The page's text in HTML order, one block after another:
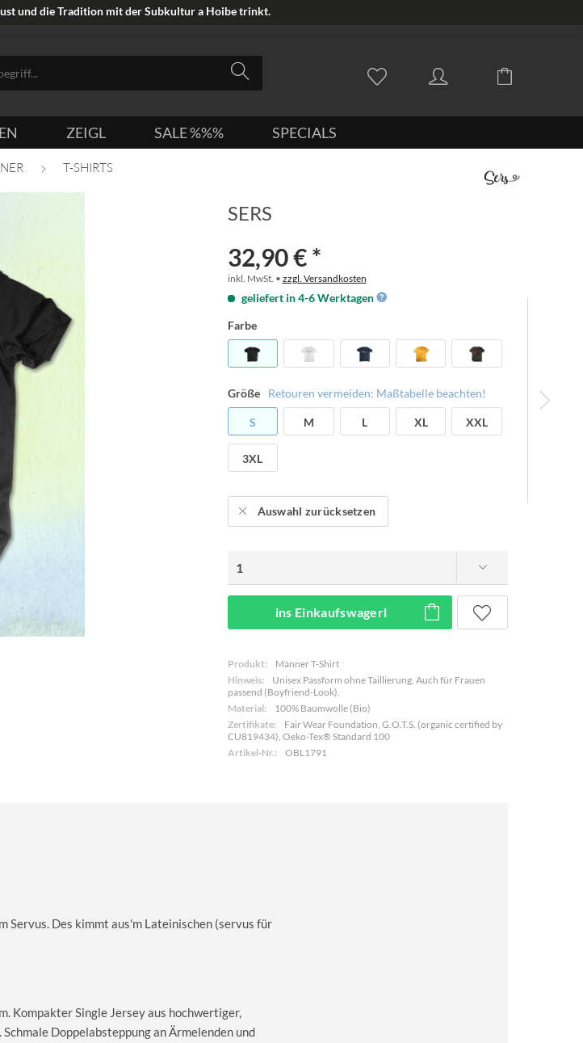
und die Tradition mit der Subkultur a Hoibe trinkt.
ZEIGL SALE %%% SPECIALS
T-SHIRTS
SERS
32,90 € *
inkl. MwSt. • zzgl. Versandkosten
geliefert in 4-6 Werktagen
Farbe
Größe Retouren vermeiden: Maßtabelle beachten!
S M L XL XXL
3XL
Auswahl zurücksetzen
ins Einkaufswagerl
Produkt:
Männer T-Shirt
Hinweis:
Unisex Passform ohne Taillierung. Auch für Frauen
passend (Boyfriend-Look).
Material:
100% Baumwolle (Bio)
Zertifikate:
Fair Wear Foundation, G.O.T.S. (organic certified by
CU819434), Oeko-Tex® Standard 100
Artikel-Nr.:
OBL1791
Servus. Des kimmt aus'm Lateinischen (servus für
Kompakter Single Jersey aus hochwertiger,
Doppelabsteppung an Ärmelenden und